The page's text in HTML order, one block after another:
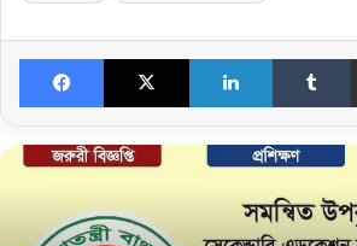
Facebook X LinkedIn Tumblr